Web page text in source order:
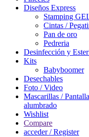
Diseños Express
Stamping
Cintas /
Pan de oro
Pedreria
Desinfección y
Kits
Babyboomer
Desechables
Foto / Video
Mascarillas /
alumbrado
Wishlist
Compare
acceder / Register